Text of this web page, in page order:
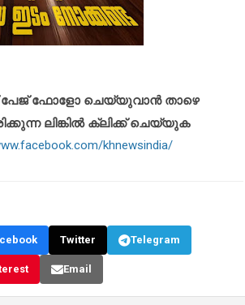
ഫോളോ ചെയ്യുവാൻ താഴെ
ലിങ്കിൽ ക്ലിക്ക് ചെയ്യുക
khnewsindia/
Twitter Telegram
Email